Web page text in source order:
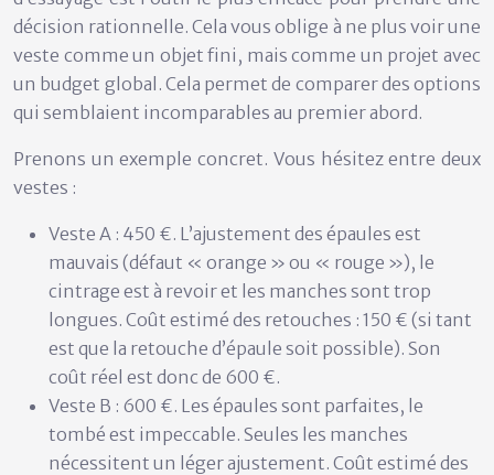
décision rationnelle. Cela vous oblige à ne plus voir une
veste comme un objet fini, mais comme un projet avec
un budget global. Cela permet de comparer des options
qui semblaient incomparables au premier abord.
Prenons un exemple concret. Vous hésitez entre deux
vestes :
Veste A : 450 €. L’ajustement des épaules est
mauvais (défaut « orange » ou « rouge »), le
cintrage est à revoir et les manches sont trop
longues. Coût estimé des retouches : 150 € (si tant
est que la retouche d’épaule soit possible). Son
coût réel est donc de 600 €.
Veste B : 600 €. Les épaules sont parfaites, le
tombé est impeccable. Seules les manches
nécessitent un léger ajustement. Coût estimé des